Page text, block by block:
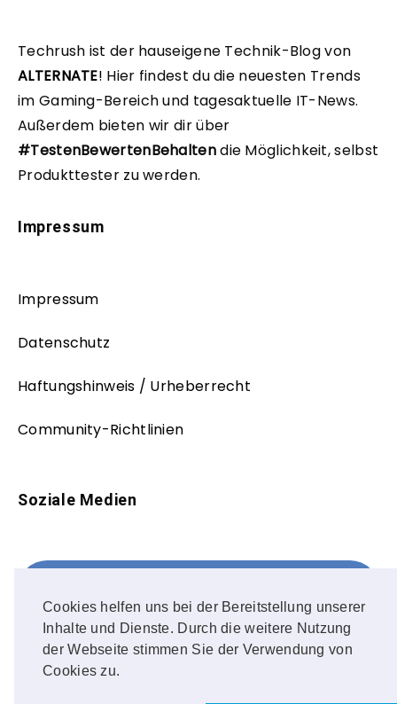
Cookies helfen uns bei der Bereitstellung unserer
Inhalte und Dienste. Durch die weitere Nutzung
der Webseite stimmen Sie der Verwendung von
Cookies zu.
Techrush ist der hauseigene Technik-Blog von
ALTERNATE! Hier findest du die neuesten Trends
im Gaming-Bereich und tagesaktuelle IT-News.
Außerdem bieten wir dir über
#TestenBewertenBehaltendie Möglichkeit, selbst
Produkttester zu werden.
Impressum
Impressum
Datenschutz
Haftungshinweis / Urheberrecht
Community-Richtlinien
Soziale Medien
FOLLOW ME!
Instagram
OUR PHOTOS!